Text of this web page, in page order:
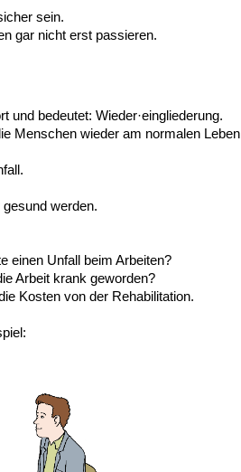
sein.
gar nicht erst passieren.
und bedeutet: Wieder·eingliederung.
Menschen wieder am normalen Leben
werden.
einen Unfall beim Arbeiten?
Arbeit krank geworden?
Kosten von der Rehabilitation.